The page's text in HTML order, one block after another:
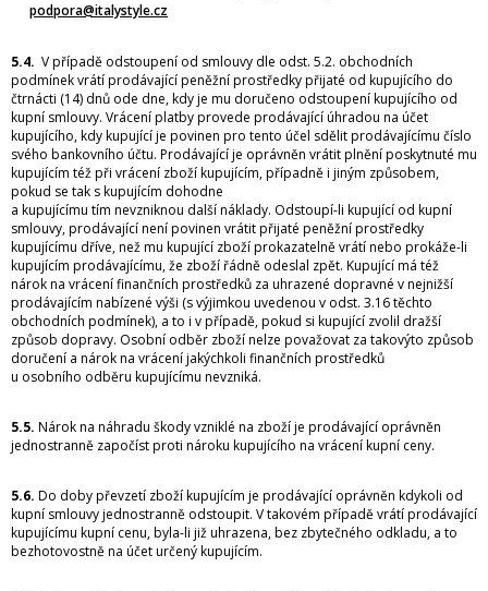
podpora@italystyle.cz
5.4. V případě odstoupení od smlouvy dle odst. 5.2. obchodních
podmínek vrátí prodávající peněžní prostředky přijaté od kupujícího do
čtrnácti (14) dnů ode dne, kdy je mu doručeno odstoupení kupujícího od
kupní smlouvy. Vrácení platby provede prodávající úhradou na účet
kupujícího, kdy kupující je povinen pro tento účel sdělit prodávajícímu číslo
svého bankovního účtu. Prodávající je oprávněn vrátit plnění poskytnuté mu
kupujícím též při vrácení zboží kupujícím, případně i jiným způsobem,
pokud se tak s kupujícím dohodne
a kupujícímu tím nevzniknou další náklady. Odstoupí-li kupující od kupní
smlouvy, prodávající není povinen vrátit přijaté peněžní prostředky
kupujícímu dříve, než mu kupující zboží prokazatelně vrátí nebo prokáže-li
kupujícím prodávajícímu, že zboží řádně odeslal zpět. Kupující má též
nárok na vrácení finančních prostředků za uhrazené dopravné v nejnižší
prodávajícím nabízené výši (s výjimkou uvedenou v odst. 3.16 těchto
obchodních podmínek), a to i v případě, pokud si kupující zvolil dražší
způsob dopravy. Osobní odběr zboží nelze považovat za takovýto způsob
doručení a nárok na vrácení jakýchkoli finančních prostředků
u osobního odběru kupujícímu nevzniká.
5.5. Nárok na náhradu škody vzniklé na zboží je prodávající oprávněn
jednostranně započíst proti nároku kupujícího na vrácení kupní ceny.
5.6. Do doby převzetí zboží kupujícím je prodávající oprávněn kdykoli od
kupní smlouvy jednostranně odstoupit. V takovém případě vrátí prodávající
kupujícímu kupní cenu, byla-li již uhrazena, bez zbytečného odkladu, a to
bezhotovostně na účet určený kupujícím.